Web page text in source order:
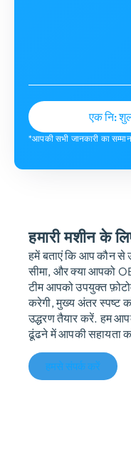
*आपकी सभी जानकारी का
हमारी मशीन के
हमें बताएं कि आप कौन से
सीमा, और क्या आपको
टीम आपको उपयुक्त
करेगी, मुख्य अंतर स्पष्ट
उद्धरण तैयार करें. हम
ढूंढने में आपकी सहायता
हमसे संपर्क करें